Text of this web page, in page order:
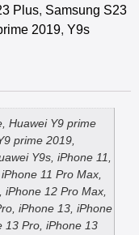
Plus, Samsung S23
2019, Y9s
Huawei Y9 prime
prime 2019,
Y9s, iPhone 11,
11 Pro Max,
iPhone 12 Pro Max,
iPhone 13, iPhone
13 Pro, iPhone 13